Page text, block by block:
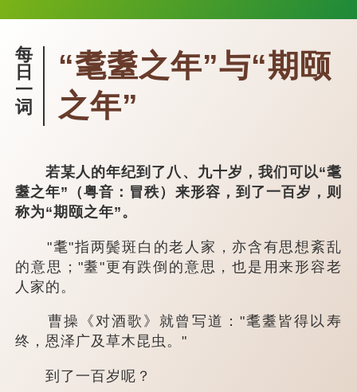
每
日
一
词
“耄耋之年”与“期颐
之年”
若某人的年纪到了八、九十岁，我们可以“耄
耋之年”（粤音：冒秩）来形容，到了一百岁，则
称为“期颐之年”。
"耄"指两鬓斑白的老人家，亦含有思想紊乱
的意思；"耋"更有跌倒的意思，也是用来形容老
人家的。
曹操《对酒歌》就曾写道："耄耋皆得以寿
终，恩泽广及草木昆虫。"
到了一百岁呢？